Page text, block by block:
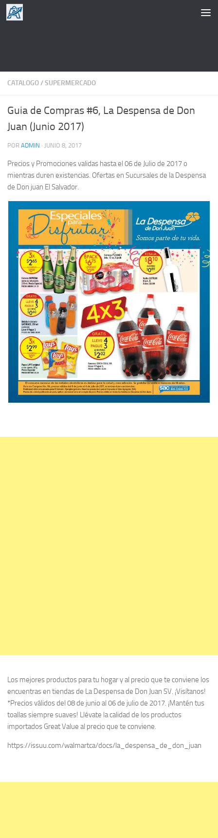
Saltar al contenido
CATALOGO/SUPERMERCADO
Guia de Compras #6, La Despensa de Don
Juan (Junio 2017)
POR ADMIN · JUNIO 8, 2017
Precios y Promociones validas hasta el 06 de Julio de 2017 o
mientras duren existencias. Ofertas en Sucursales de la Despensa
de Don juan El Salvador.
Los mejores productos para tu hogar y al precio que te conviene los
encuentras en tiendas de La Despensa de Don Juan SV. ¡Visítanos!
*Precios válidos del 08 de junio al 06 de julio de 2017. ¡Mantén tus
toallas siempre suaves! Llévate la calidad de los productos
importados Great Value al precio que te conviene.
https://issuu.com/walmartca/docs/la_despensa_de_don_juan